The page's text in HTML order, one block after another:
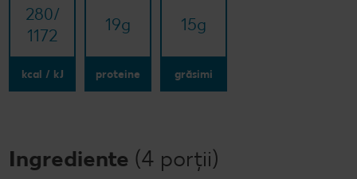
280/​
1172
kcal / kJ
19g
proteine
15g
grăsimi
Ingrediente (4 porții)